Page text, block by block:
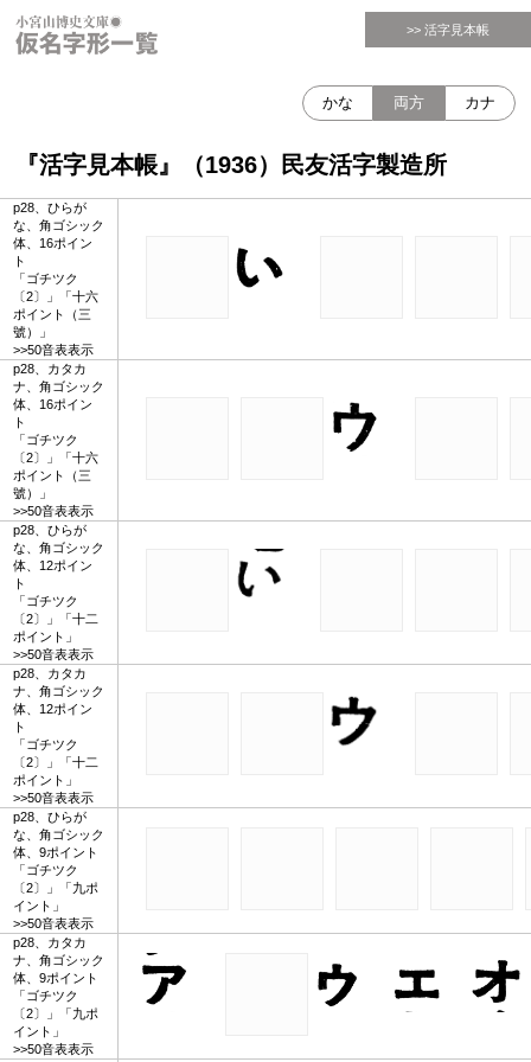
>> 活字見本帳
『活字見本帳』（1936）民友活字製造所
かな 両方 カナ
p28、ひらが
な、角ゴシック
体、16ポイン
ト
「ゴチツク
〔2〕」「十六
ポイント（三
號）」
>>50音表表示
p28、カタカ
ナ、角ゴシック
体、16ポイン
ト
「ゴチツク
〔2〕」「十六
ポイント（三
號）」
>>50音表表示
p28、ひらが
な、角ゴシック
体、12ポイン
ト
「ゴチツク
〔2〕」「十二
ポイント」
>>50音表表示
p28、カタカ
ナ、角ゴシック
体、12ポイン
ト
「ゴチツク
〔2〕」「十二
ポイント」
>>50音表表示
p28、ひらが
な、角ゴシック
体、9ポイント
「ゴチツク
〔2〕」「九ポ
イント」
>>50音表表示
p28、カタカ
ナ、角ゴシック
体、9ポイント
「ゴチツク
〔2〕」「九ポ
イント」
>>50音表表示